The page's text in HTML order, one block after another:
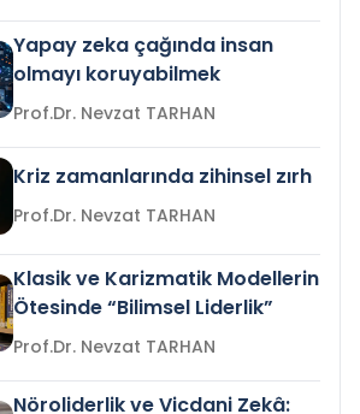
Yapay zeka çağında insan
olmayı koruyabilmek
Prof.Dr. Nevzat TARHAN
Kriz zamanlarında zihinsel zırh
Prof.Dr. Nevzat TARHAN
Klasik ve Karizmatik Modellerin
Ötesinde “Bilimsel Liderlik”
Prof.Dr. Nevzat TARHAN
Nöroliderlik ve Vicdani Zekâ: